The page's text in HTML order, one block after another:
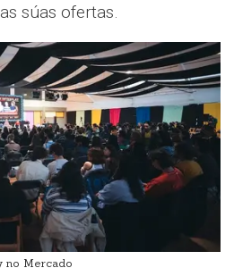
súas ofertas.
no Mercado